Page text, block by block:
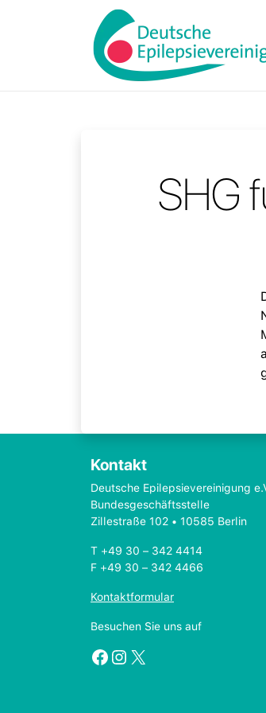
SHG
Kontakt
Deutsche Epilepsievereinigung
Bundesgeschäftsstelle
Zillestraße 102 • 10585 Berlin
T +49 30 – 342 4414
F +49 30 – 342 4466
Kontaktformular
Besuchen Sie uns auf
Facebook
Instagram
X